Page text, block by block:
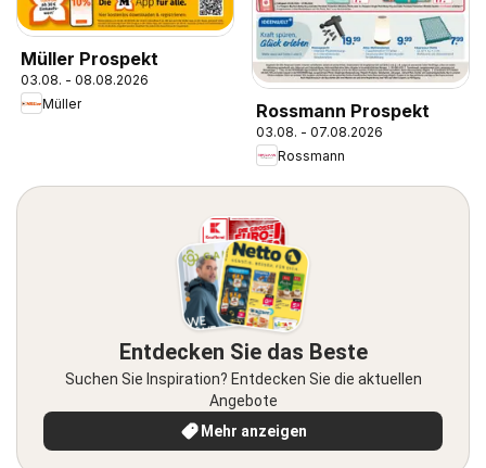
Müller Prospekt
03.08. - 08.08.2026
Müller
Rossmann Prospekt
03.08. - 07.08.2026
Rossmann
Entdecken Sie das Beste
Suchen Sie Inspiration? Entdecken Sie die aktuellen
Angebote
Mehr anzeigen